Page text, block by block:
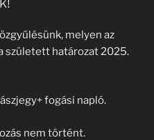
melyen az
született határozat 2025.
fogási napló.
nem történt.